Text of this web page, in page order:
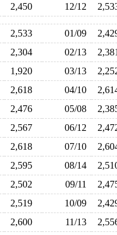
2,450 12/12
2,533 01/09
2,304 02/13
1,920 03/13
2,618 04/10
2,476 05/08
2,567 06/12
2,618 07/10
2,595 08/14
2,502 09/11
2,519 10/09
2,600 11/13